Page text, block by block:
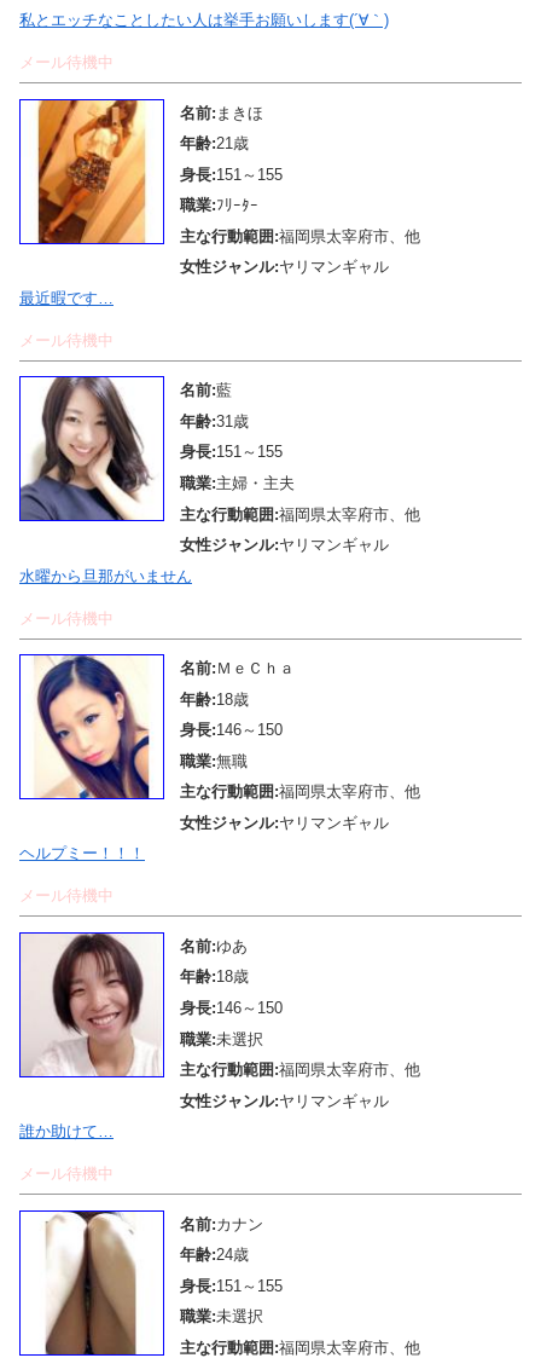
私とエッチなことしたい人は挙手お願いします(´∀｀)
メール待機中
名前: まきほ
年齢:21歳
身長:151～155
職業:ﾌﾘｰﾀｰ
主な行動範囲:福岡県太宰府市、他
女性ジャンル:ヤリマンギャル
最近暇です…
メール待機中
名前:藍
年齢:31歳
身長:151～155
職業:主婦・主夫
主な行動範囲:福岡県太宰府市、他
女性ジャンル:ヤリマンギャル
水曜から旦那がいません
メール待機中
名前: ＭｅＣｈａ
年齢:18歳
身長:146～150
職業:無職
主な行動範囲:福岡県太宰府市、他
女性ジャンル:ヤリマンギャル
ヘルプミー！！！
メール待機中
名前:ゆあ
年齢:18歳
身長:146～150
職業:未選択
主な行動範囲:福岡県太宰府市、他
女性ジャンル:ヤリマンギャル
誰か助けて…
メール待機中
名前:カナン
年齢:24歳
身長:151～155
職業:未選択
主な行動範囲:福岡県太宰府市、他